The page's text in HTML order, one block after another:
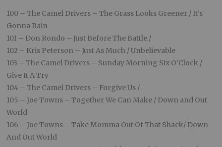
100 – The Camel Drivers – The Grass Looks Greener / It’s
Gonna Rain
101 – Don Rondo – Just Before The Battle /
102 – Kris Peterson – Just As Much / Unbelievable
103 – The Camel Drivers – Sunday Morning Six O’Clock /
Give It A Try
104 – The Camel Drivers – Forgive Us /
105 – Joe Towns – Together We Can Make / Down and Out
World
106 – Joe Towns – Take Momma Out Of That Shack/ Down
And Out World